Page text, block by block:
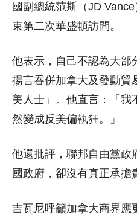
國副總統范斯（JD
束第二次華盛頓訪問。
他表示，自己不認為大部
揚言吞併加拿大及發動貿
美人士」。他直言：「我
然變成反美偏執狂。」
他還批評，聯邦自由黨政
國政府，卻沒有真正承擔
吉瓦尼呼籲加拿大商界應